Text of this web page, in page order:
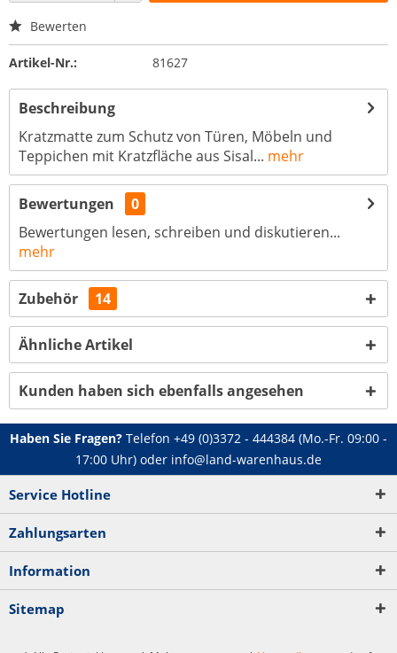
Bewerten
Artikel-Nr.: 81627
Beschreibung
Kratzmatte zum Schutz von Türen, Möbeln und
Teppichen mit Kratzfläche aus Sisal... mehr
Bewertungen
0
Bewertungen lesen, schreiben und diskutieren...
mehr
Zubehör 14
Ähnliche Artikel
Kunden haben sich ebenfalls angesehen
Haben Sie Fragen? Telefon +49 (0)3372 - 444384 (Mo.-Fr. 09:00 -
17:00 Uhr) oder info@land-warenhaus.de
Service Hotline
Zahlungsarten
Information
Sitemap